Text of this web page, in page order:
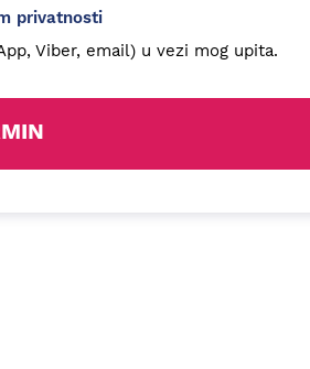
privatnosti
Viber, email) u vezi mog upita.